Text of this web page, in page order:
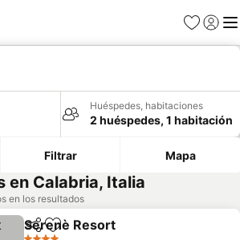
Favoritos
Iniciar
Huéspedes, habitaciones
2 huéspedes, 1 habitación
Filtrar Mapa
en Calabria, Italia
en los resultados
CompartirAñadir a favoritos
Serenè Resort